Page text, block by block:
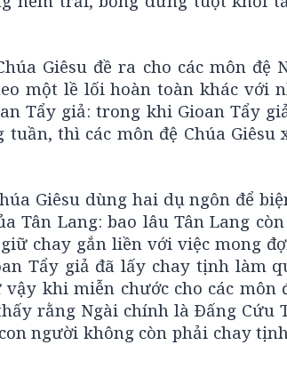
Giêsu đề ra cho các môn
một lề lối hoàn toàn khác với
Tẩy giả: trong khi Gioan Tẩy
thì các môn đệ Chúa Giêsu
Giêsu dùng hai dụ ngôn để
Tân Lang: bao lâu Tân Lang
chay gắn liền với việc mong
Tẩy giả đã lấy chay tịnh làm
vậy khi miễn chước cho các môn
rằng Ngài chính là Ðấng Cứu
người không còn phải chay